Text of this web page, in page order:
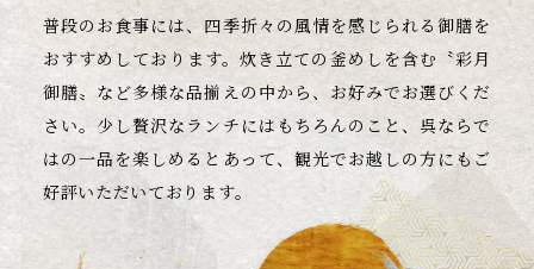
普段のお食事には、四季折々の風情を感じられる御膳を
おすすめしております。炊き立ての釜めしを含む〝彩月
御膳〟など多様な品揃えの中から、お好みでお選びくだ
さい。少し贅沢なランチにはもちろんのこと、呉ならで
はの一品を楽しめるとあって、観光でお越しの方にもご
好評いただいております。